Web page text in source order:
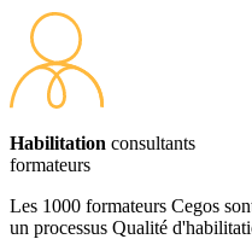
Habilitation consultants
formateurs
Les 1000 formateurs Cegos
un processus Qualité